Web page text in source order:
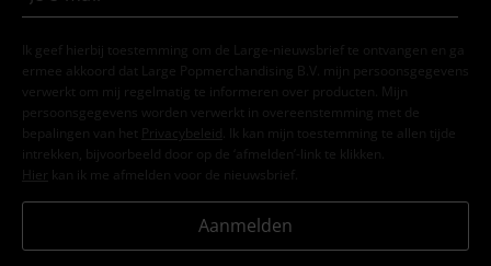
Ik geef hierbij toestemming om de Large-nieuwsbrief te ontvangen en ga
ermee akkoord dat Large Popmerchandising B.V. mijn persoonsgegevens
verwerkt om mij regelmatig te informeren over producten. Mijn
persoonsgegevens worden verwerkt in overeenstemming met de
bepalingen van het
Privacybeleid . Ik kan mijn toestemming te allen tijde
intrekken, bijvoorbeeld door op de ‘afmelden’-link te klikken.
Hier kan ik me afmelden voor de nieuwsbrief.
Aanmelden